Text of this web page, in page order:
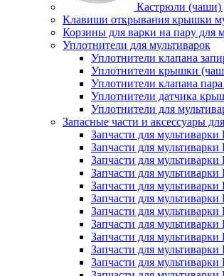
Кастрюли (чаши)
Клавиши открывания крышки
Корзины для варки на пару для
Уплотнители для мультиварок
Уплотнители клапана
Уплотнители крышки
Уплотнители клапана
Уплотнители датчика
Уплотнители для
Запасные части и аксессуары
Запчасти для
Запчасти для
Запчасти для
Запчасти для
Запчасти для
Запчасти для
Запчасти для
Запчасти для
Запчасти для
Запчасти для
Запчасти для